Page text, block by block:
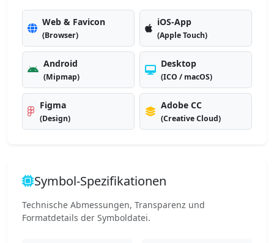
Web & Favicon
(Browser)
iOS-App
(Apple Touch)
Android
(Mipmap)
Desktop
(ICO / macOS)
Figma
(Design)
Adobe CC
(Creative Cloud)
Symbol-Spezifikationen
Technische Abmessungen, Transparenz und
Formatdetails der Symboldatei.